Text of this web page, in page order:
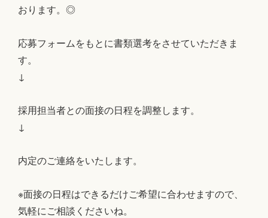
おります。◎
応募フォームをもとに書類選考をさせていただきま
す。
↓
採用担当者との面接の日程を調整します。
↓
内定のご連絡をいたします。
※面接の日程はできるだけご希望に合わせますので、
気軽にご相談くださいね。